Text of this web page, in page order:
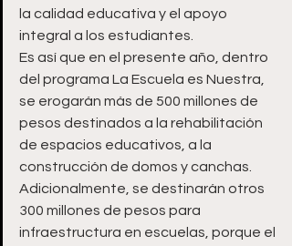
la calidad educativa y el apoyo
integral a los estudiantes.
Es así que en el presente año, dentro
del programa La Escuela es Nuestra,
se erogarán más de 500 millones de
pesos destinados a la rehabilitación
de espacios educativos, a la
construcción de domos y canchas.
Adicionalmente, se destinarán otros
300 millones de pesos para
infraestructura en escuelas, porque el